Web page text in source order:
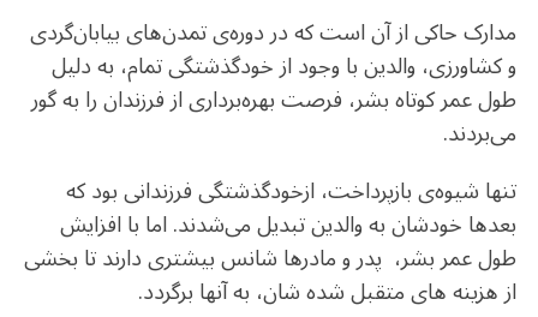
مدارک حاکی از آن است که در دوره‌ی تمدن‌های بیابان‌گردی
و کشاورزی، والدین با وجود از خودگذشتگی تمام، به دلیل
طول عمر کوتاه بشر، فرصت بهره‌برداری از فرزندان را به گور
می‌بردند.
تنها شیوه‌ی بازپرداخت، ازخودگذشتگی فرزندانی بود که
بعدها خودشان به والدین تبدیل می‌شدند. اما با افزایش
طول عمر بشر، پدر و مادرها شانس بیشتری دارند تا بخشی
از هزینه های متقبل شده شان، به آنها برگردد.